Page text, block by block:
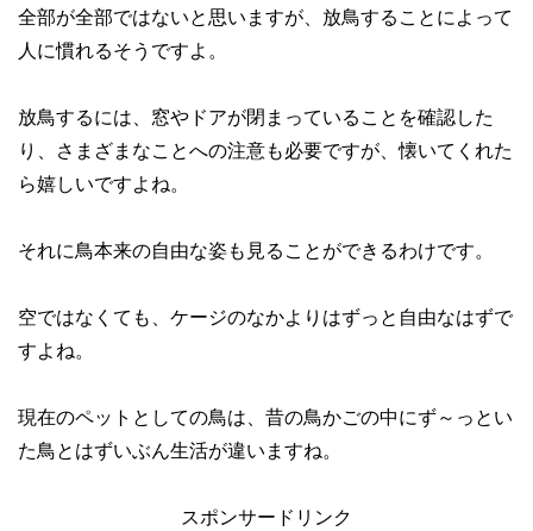
全部が全部ではないと思いますが、放鳥することによって
人に慣れるそうですよ。
放鳥するには、窓やドアが閉まっていることを確認した
り、さまざまなことへの注意も必要ですが、懐いてくれた
ら嬉しいですよね。
それに鳥本来の自由な姿も見ることができるわけです。
空ではなくても、ケージのなかよりはずっと自由なはずで
すよね。
現在のペットとしての鳥は、昔の鳥かごの中にず～っとい
た鳥とはずいぶん生活が違いますね。
スポンサードリンク